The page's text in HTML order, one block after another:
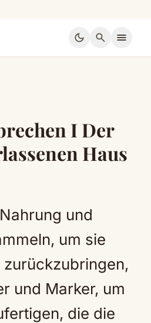
dark_mode search menu
I Der
Haus
und
um sie
und Marker, um
die die